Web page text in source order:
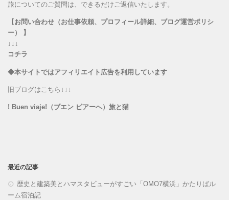
旅についてのご質問は、できるだけご返信いたします。
【お問い合わせ（お仕事依頼、プロフィール詳細、ブログ運営ポリシ
ー） 】
↓↓↓
コチラ
◆本サイトではアフィリエイト広告を利用しています
旧ブログはこちら↓↓↓
! Buen viaje!（ブエン ビアーへ）旅と猫
最近の記事
歴史と建築美とハマスタビューがすごい「OMO7横浜」かたりばル
ーム宿泊記